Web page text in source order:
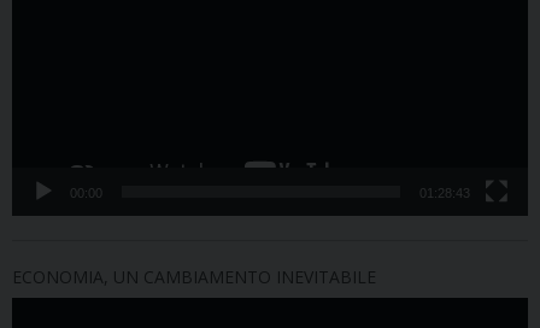
00:00 01:28:43
ECONOMIA, UN CAMBIAMENTO INEVITABILE